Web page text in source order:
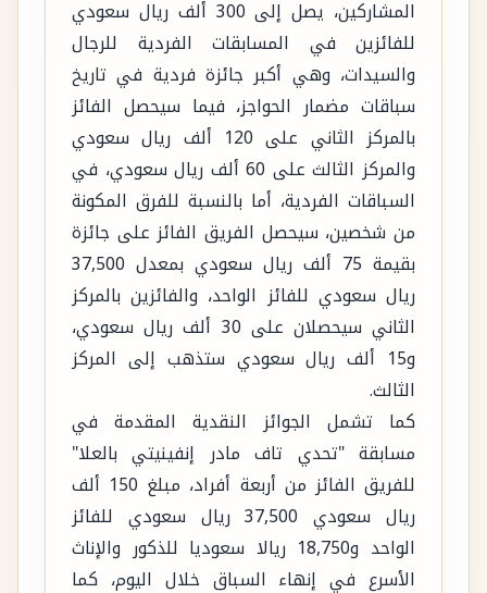
المشاركين، يصل إلى 300 ألف ريال سعودي
للفائزين في المسابقات الفردية للرجال
والسيدات، وهي أكبر جائزة فردية في تاريخ
سباقات مضمار الحواجز، فيما سيحصل الفائز
بالمركز الثاني على 120 ألف ريال سعودي
والمركز الثالث على 60 ألف ريال سعودي، في
السباقات الفردية، أما بالنسبة للفرق المكونة
من شخصين، سيحصل الفريق الفائز على جائزة
بقيمة 75 ألف ريال سعودي بمعدل 37,500
ريال سعودي للفائز الواحد، والفائزين بالمركز
الثاني سيحصلان على 30 ألف ريال سعودي،
و15 ألف ريال سعودي ستذهب إلى المركز
الثالث.
كما تشمل الجوائز النقدية المقدمة في
مسابقة "تحدي تاف مادر إنفينيتي بالعلا"
للفريق الفائز من أربعة أفراد، مبلغ 150 ألف
ريال سعودي 37,500 ريال سعودي للفائز
الواحد و18,750 ريالا سعوديا للذكور والإناث
الأسرع في إنهاء السباق خلال اليوم، كما